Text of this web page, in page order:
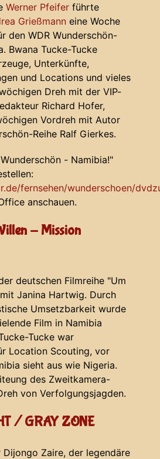
Werner Pfeifer führte
Grießmann eine Woche
den WDR Wunderschön-
Bwana Tucke-Tucke
Unterkünfte,
und Locations und vieles
Dreh mit der VIP-
Richard Hofer,
Vordreh mit Autor
Reihe Ralf Gierkes.
- Namibia!"
fernsehen/wunderschoen/
anschauen.
- Mission
deutschen Filmreihe "Um
Janina Hartwig. Durch
Umsetzbarkeit wurde
Film in Namibia
Tucke war
Location Scouting, vor
sieht aus wie Nigeria.
des Zweitkamera-
von Verfolgungsjagden.
/ GRAY ZONE
Dijongo Zaire, der legendäre